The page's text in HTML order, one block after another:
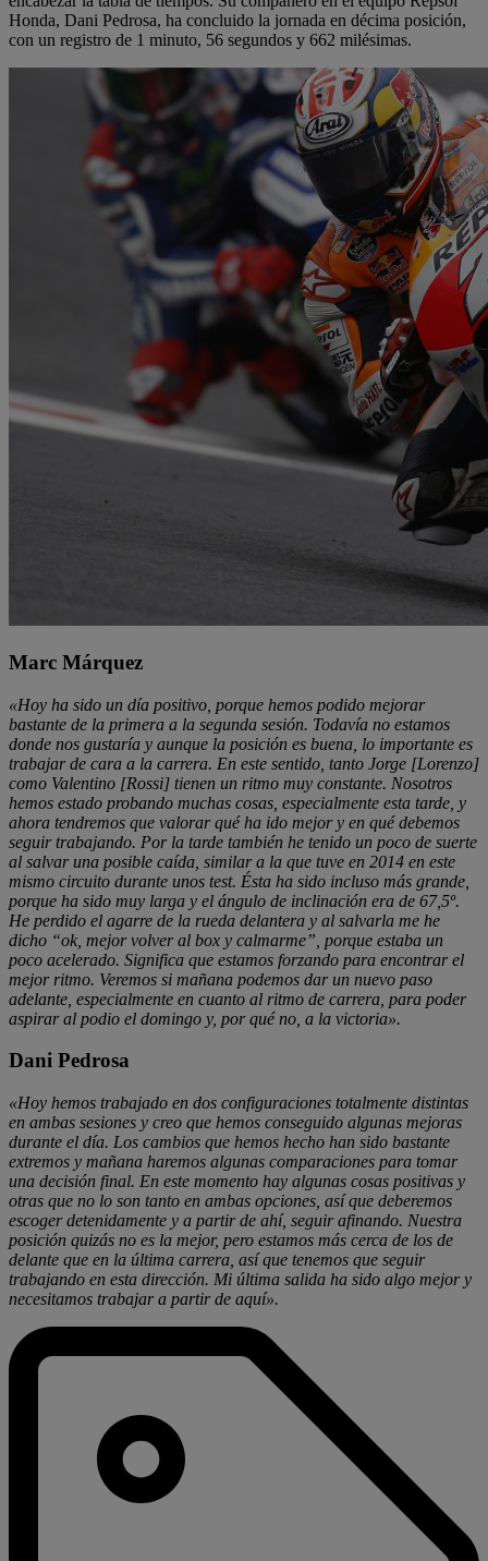
Honda, Dani Pedrosa, ha concluido la jornada en décima posición,
con un registro de 1 minuto, 56 segundos y 662 milésimas.
Marc Márquez
«Hoy ha sido un día positivo, porque hemos podido mejorar
bastante de la primera a la segunda sesión. Todavía no estamos
donde nos gustaría y aunque la posición es buena, lo importante es
trabajar de cara a la carrera. En este sentido, tanto Jorge [Lorenzo]
como Valentino [Rossi] tienen un ritmo muy constante. Nosotros
hemos estado probando muchas cosas, especialmente esta tarde, y
ahora tendremos que valorar qué ha ido mejor y en qué debemos
seguir trabajando. Por la tarde también he tenido un poco de suerte
al salvar una posible caída, similar a la que tuve en 2014 en este
mismo circuito durante unos test. Ésta ha sido incluso más grande,
porque ha sido muy larga y el ángulo de inclinación era de 67,5º.
He perdido el agarre de la rueda delantera y al salvarla me he
dicho “ok, mejor volver al box y calmarme”, porque estaba un
poco acelerado. Significa que estamos forzando para encontrar el
mejor ritmo. Veremos si mañana podemos dar un nuevo paso
adelante, especialmente en cuanto al ritmo de carrera, para poder
aspirar al podio el domingo y, por qué no, a la victoria».
Dani Pedrosa
«Hoy hemos trabajado en dos configuraciones totalmente distintas
en ambas sesiones y creo que hemos conseguido algunas mejoras
durante el día. Los cambios que hemos hecho han sido bastante
extremos y mañana haremos algunas comparaciones para tomar
una decisión final. En este momento hay algunas cosas positivas y
otras que no lo son tanto en ambas opciones, así que deberemos
escoger detenidamente y a partir de ahí, seguir afinando. Nuestra
posición quizás no es la mejor, pero estamos más cerca de los de
delante que en la última carrera, así que tenemos que seguir
trabajando en esta dirección. Mi última salida ha sido algo mejor y
necesitamos trabajar a partir de aquí».